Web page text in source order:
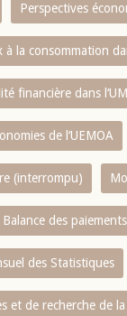
Perspectives
la consommation
financière dans
de l‘UEMOA
(interrompu)
Balance des paiements
des Statistiques
et de recherche de la